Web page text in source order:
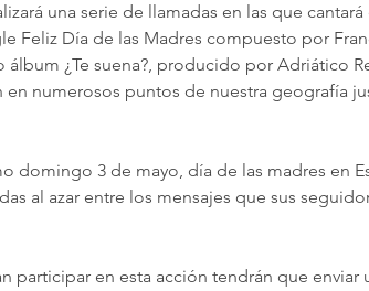
una serie de llamadas en las que cantará
Feliz Día de las Madres compuesto por
¿Te suena?, producido por Adriático
numerosos puntos de nuestra geografía
domingo 3 de mayo, día de las madres en
al azar entre los mensajes que sus